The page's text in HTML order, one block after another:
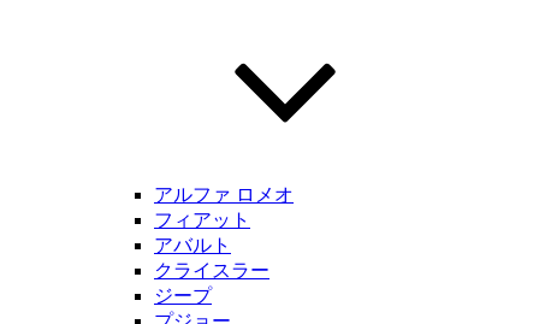
アルファ ロメオ
フィアット
アバルト
クライスラー
ジープ